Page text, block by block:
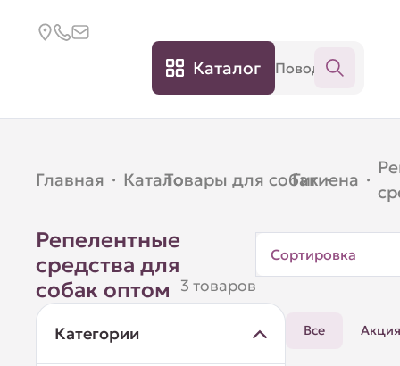
Каталог
Главная · Каталог ·
Товары для собак ·
Гигиена ·
Репелентные
средства для
собак оптом
3 товаров
Сортировка
Категории Все